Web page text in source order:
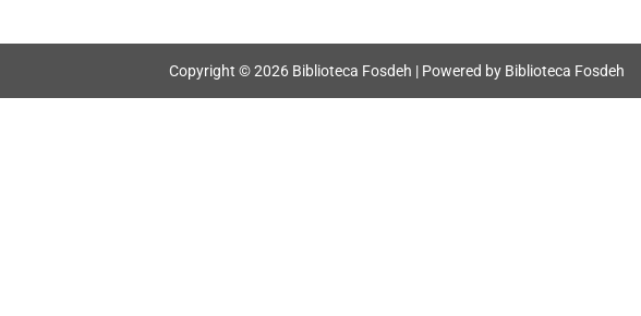
Copyright © 2026 Biblioteca Fosdeh | Powered by Biblioteca Fosdeh